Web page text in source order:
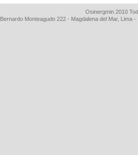
Osinergmin 2010
Bernardo Monteagudo 222 - Magdalena del Mar, Lima